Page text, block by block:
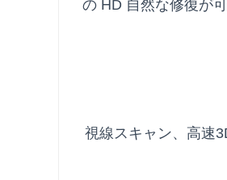
の HD 自然な修復が可
視線スキャン、高速